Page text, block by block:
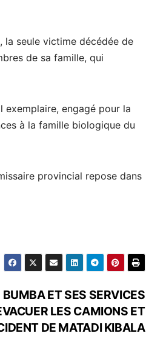
la seule victime décédée de
de sa famille, qui
exemplaire, engagé pour la
à la famille biologique du
provincial repose dans
ET SES SERVICES
LES CAMIONS ET
DE MATADI KIBALA